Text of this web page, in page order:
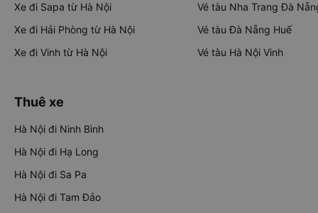
Xe đi Sapa từ Hà Nội
Xe đi Hải Phòng từ Hà Nội
Xe đi Vinh từ Hà Nội
Vé tàu Nha Trang Đà
Vé tàu Đà Nẵng Huế
Vé tàu Hà Nội Vinh
Thuê xe
Hà Nội đi Ninh Bình
Hà Nội đi Hạ Long
Hà Nội đi Sa Pa
Hà Nội đi Tam Đảo